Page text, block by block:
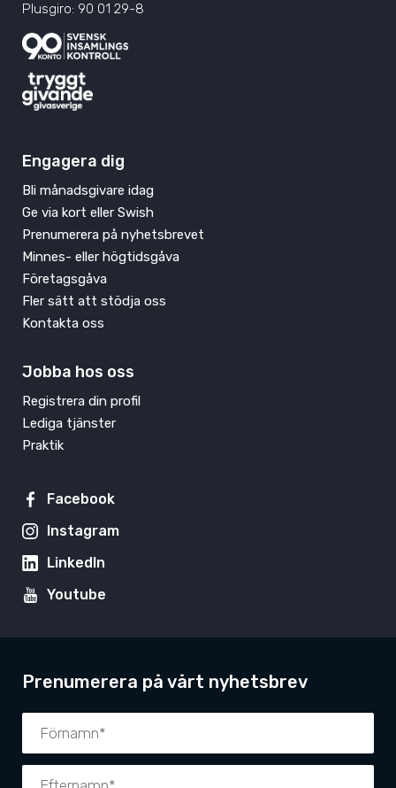
Plusgiro: 90 01 29-8
Engagera dig
Bli månadsgivare idag
Ge via kort eller Swish
Prenumerera på nyhetsbrevet
Minnes- eller högtidsgåva
Företagsgåva
Fler sätt att stödja oss
Kontakta oss
Jobba hos oss
Registrera din profil
Lediga tjänster
Praktik
Facebook
Instagram
LinkedIn
Youtube
Prenumerera på vårt nyhetsbrev